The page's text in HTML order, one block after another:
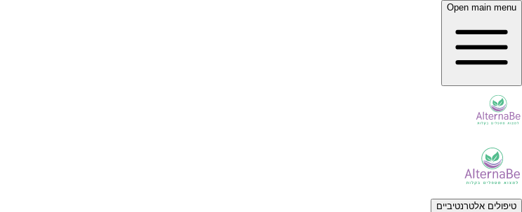
Open main menu
טיפולים אלטרנטיביים